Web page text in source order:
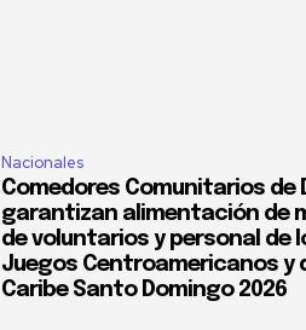
Nacionales
Comedores Comunitarios de
garantizan alimentación de
de voluntarios y personal de
Juegos Centroamericanos y
Caribe Santo Domingo 2026